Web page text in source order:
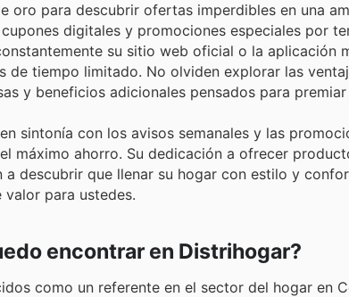
oro para descubrir ofertas imperdibles en una
digitales y promociones especiales por
su sitio web oficial o la aplicación
de tiempo limitado. No olviden explorar las
y beneficios adicionales pensados para
sintonía con los avisos semanales y las
máximo ahorro. Su dedicación a ofrecer
descubrir que llenar su hogar con estilo y
para ustedes.
encontrar en Distrihogar?
como un referente en el sector del hogar en